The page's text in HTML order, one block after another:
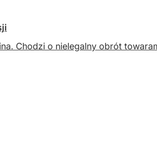
Chodzi o nielegalny obrót